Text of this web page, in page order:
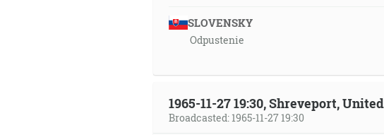
SLOVENSKY
Odpustenie
1965-11-27 19:30, Shreveport,
Broadcasted: 1965-11-27 19:30